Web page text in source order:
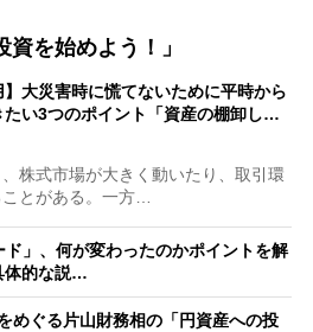
を始めよう！」
】大災害時に慌てないために平時から
たい3つのポイント「資産の棚卸し…
株式市場が大きく動いたり、取引環
とがある。一方…
」、何が変わったのかポイントを解
体的な説…
めぐる片山財務相の「円資産への投